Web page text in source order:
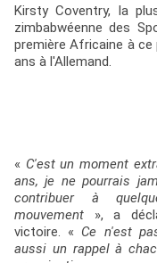
Kirsty Coventry, la
zimbabwéenne des
première Africaine à
ans à l'Allemand.
« C'est un moment
ans, je ne pourrais
contribuer à
mouvement », a
victoire. « Ce n'est
aussi un rappel à